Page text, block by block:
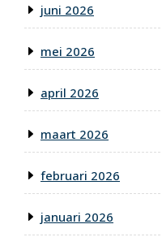
juni 2026
mei 2026
april 2026
maart 2026
februari 2026
januari 2026